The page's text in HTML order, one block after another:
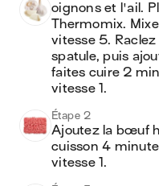
oignons et l'ail.
Thermomix.
vitesse 5.
spatule, puis
faites cuire 2
vitesse 1.
Étape 2
Ajoutez la bœuf
cuisson 4
vitesse 1.